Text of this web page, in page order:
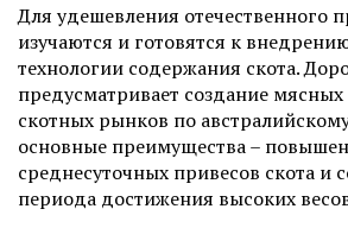
Для удешевления отечественного
изучаются и готовятся к
технологии содержания скота.
предусматривает создание
скотных рынков по
основные преимущества –
среднесуточных привесов скота и
периода достижения высоких